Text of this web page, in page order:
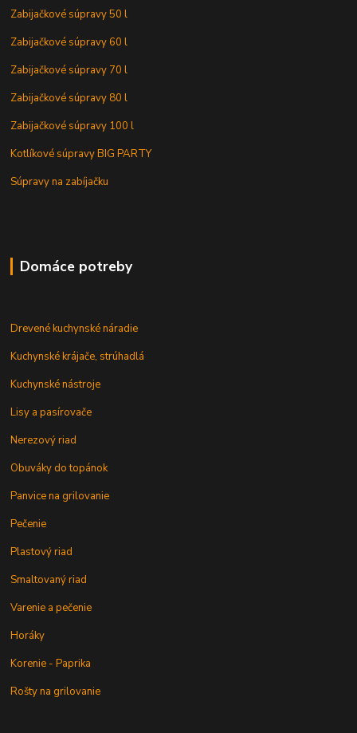
Zabijačkové súpravy 50 l
Zabijačkové súpravy 60 l
Zabijačkové súpravy 70 l
Zabijačkové súpravy 80 l
Zabijačkové súpravy 100 l
Kotlíkové súpravy BIG PARTY
Súpravy na zabíjačku
Domáce potreby
Drevené kuchynské náradie
Kuchynské krájače, strúhadlá
Kuchynské nástroje
Lisy a pasírovače
Nerezový riad
Obuváky do topánok
Panvice na grilovanie
Pečenie
Plastový riad
Smaltovaný riad
Varenie a pečenie
Horáky
Korenie - Paprika
Rošty na grilovanie